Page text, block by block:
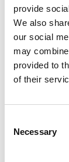
provide
We also
our social
may
provided to
of their
Selection
Necessary
Are
Are